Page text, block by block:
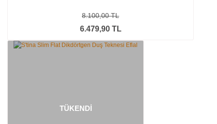
6.479,90 TL
8.100,00 TL
TÜKENDİ